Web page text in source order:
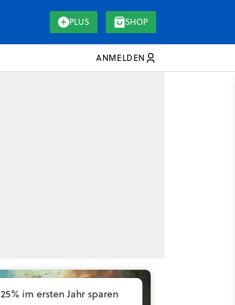
PLUS SHOP
ANMELDEN
25% im ersten Jahr sparen